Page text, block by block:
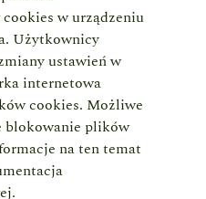
w urządzeniu
Użytkownicy
ustawień w
internetowa
cookies. Możliwe
blokowanie plików
na ten temat